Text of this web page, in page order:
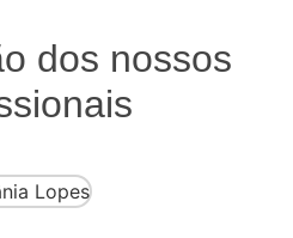
dos nossos